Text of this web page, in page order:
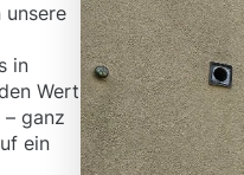
unsere
in
Wert
ganz
ein